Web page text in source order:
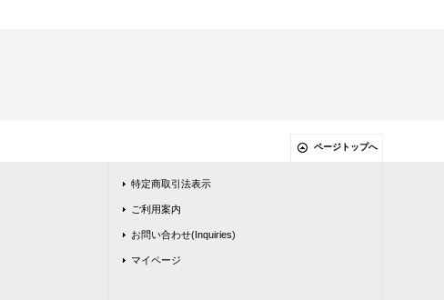
ページトップへ
特定商取引法表示
ご利用案内
お問い合わせ(Inquiries)
マイページ